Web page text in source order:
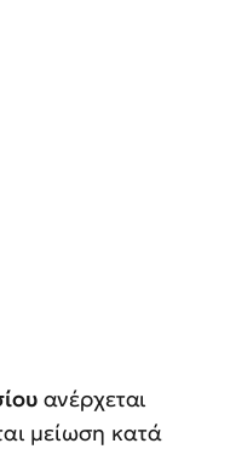
ανέρχεται
μείωση κατά